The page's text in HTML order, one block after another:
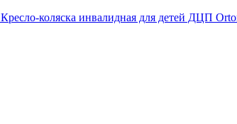
Кресло-коляска инвалидная для детей ДЦП